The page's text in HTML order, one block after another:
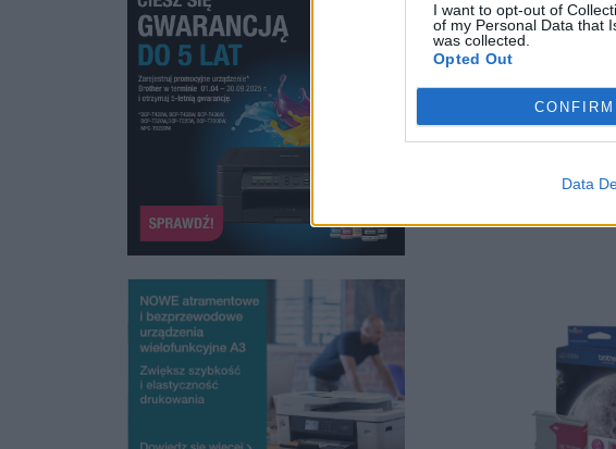
I want to opt-out of
of my Personal Data that
was collected.
Opted Out
CONFIRM
Data